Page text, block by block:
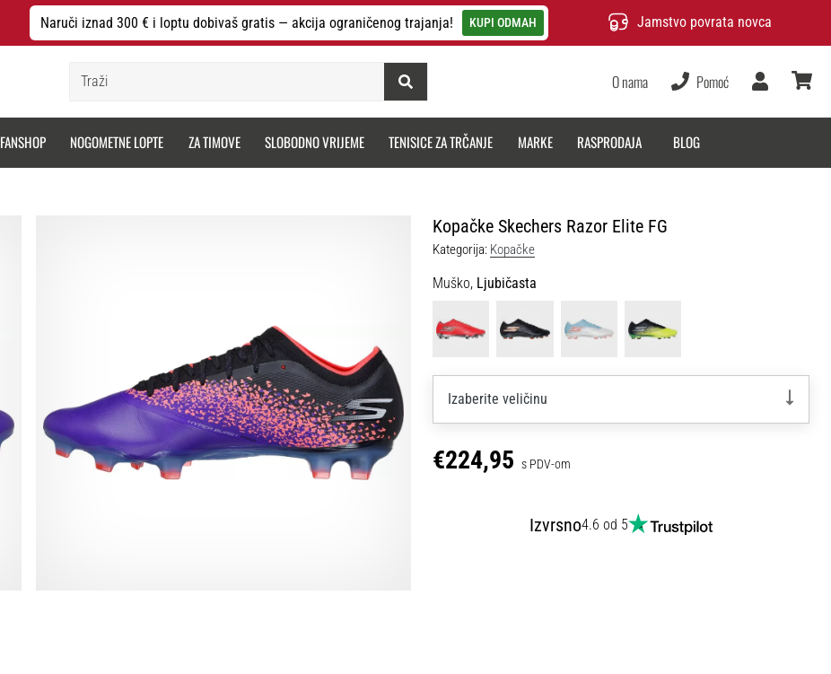
Naruči iznad 300 € i loptu dobivaš gratis — akcija ograničenog trajanja! KUPI ODMAH Jamstvo povrata novca
O nama Pomoć
Korisnik
FANSHOP NOGOMETNE LOPTE ZA TIMOVE SLOBODNO VRIJEME TENISICE ZA TRČANJE MARKE RASPRODAJA BLOG
Kopačke Skechers Razor Elite FG
Kategorija: Kopačke
Muško, Ljubičasta
Izaberite veličinu
€224,95 s PDV-om
Izvrsno4.6 od 5